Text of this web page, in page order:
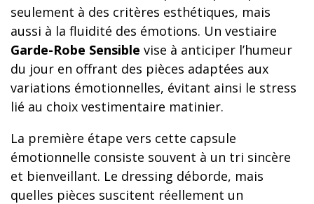
seulement à des critères esthétiques, mais
aussi à la fluidité des émotions. Un vestiaire
Garde-Robe Sensible vise à anticiper l’humeur
du jour en offrant des pièces adaptées aux
variations émotionnelles, évitant ainsi le stress
lié au choix vestimentaire matinier.
La première étape vers cette capsule
émotionnelle consiste souvent à un tri sincère
et bienveillant. Le dressing déborde, mais
quelles pièces suscitent réellement un